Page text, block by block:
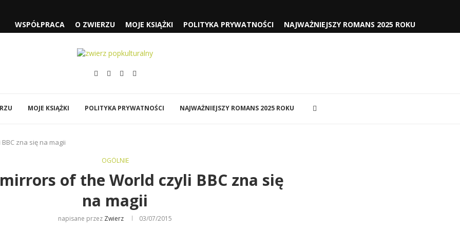
I „FJORD”
MAN: CAŁKIEM NOWY...
DO MNIE...
NOLANA
WSPÓŁPRACA O ZWIERZU MOJE KSIĄŻKI POLITYKA PRYWATNOŚCI NAJWAŻNIEJSZY ROMANS 2025 ROKU
MOJE KSIĄŻKI POLITYKA PRYWATNOŚCI NAJWAŻNIEJSZY ROMANS 2025 ROKU
zna się na magii
OGÓLNIE
of the World czyli BBC zna się
na magii
napisane przez Zwierz 03/07/2015